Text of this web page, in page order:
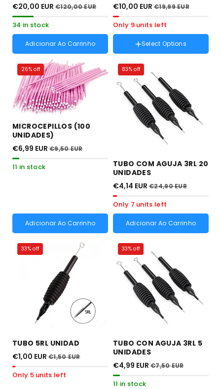
€20,00 EUR €120,00 EUR
34 in stock
Adicionar Ao Carrinho
€10,00 EUR €19,99 EUR
Only 9 units left
negroVariante
esgotada
indisponível
esgotada
ou
indisponível
amarelo Variante
esgotada
indisponível
Select Options
26% off
MICROCEPILLOS (100
UNIDADES)
€6,99 EUR €9,50 EUR
11 in stock
Adicionar Ao Carrinho
83% off
TUBO COM AGUJA 3RL 20
UNIDADES
€4,14 EUR €24,90 EUR
Only 7 units left
Adicionar Ao Carrinho
33% off
TUBO 5RL UNIDAD
€1,00 EUR €1,50 EUR
Only 5 units left
33% off
TUBO CON AGUJA 3RL 5
UNIDADES
€4,99 EUR €7,50 EUR
11 in stock